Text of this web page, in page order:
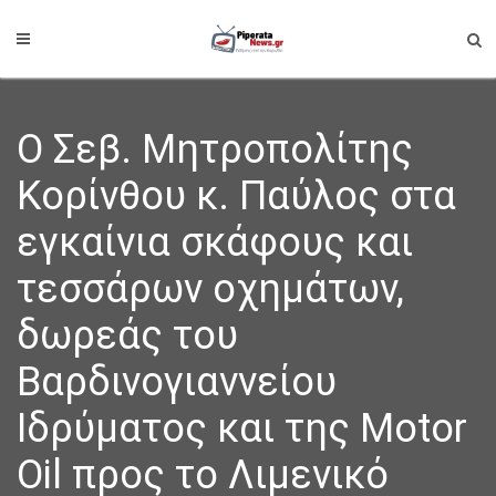
Ο Σεβ. Μητροπολίτης
Κορίνθου κ. Παύλος στα
εγκαίνια σκάφους και
τεσσάρων οχημάτων,
δωρεάς του
Βαρδινογιαννείου
Ιδρύματος και της Motor
Oil προς το Λιμενικό